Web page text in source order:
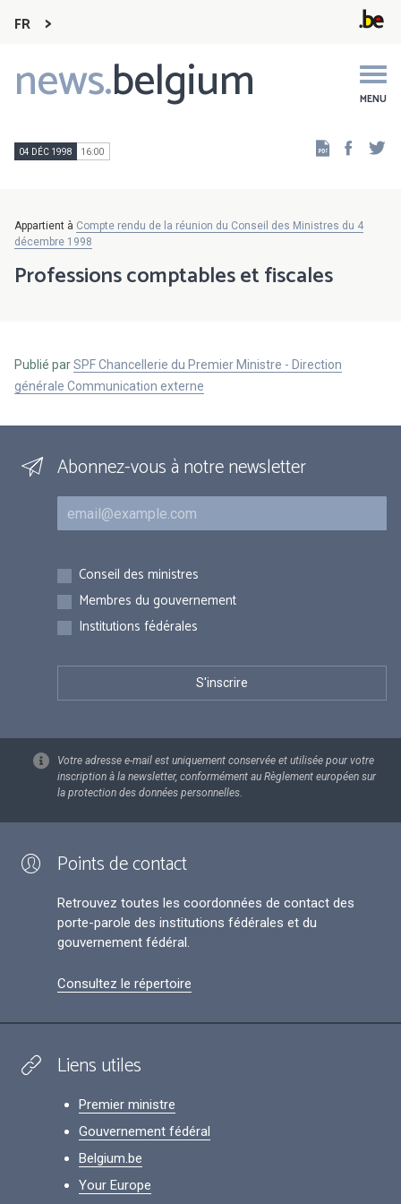
FR
news.belgium MENU
Main
navigation
04 DÉC 1998 16:00
Appartient à Compte rendu de la réunion du Conseil des Ministres du 4
décembre 1998
Professions comptables et fiscales
Publié parSPF Chancellerie du Premier Ministre - Direction
générale Communication externe
Abonnez-vous à notre newsletter
Courriel
Inscriptions
Conseil des ministres
Membres du gouvernement
Institutions fédérales
Votre adresse e-mail est uniquement conservée et utilisée pour votre
inscription à la newsletter, conformément au Règlement européen sur
la protection des données personnelles.
Points de contact
Retrouvez toutes les coordonnées de contact des
porte-parole des institutions fédérales et du
gouvernement fédéral.
Consultez le répertoire
Liens utiles
Premier ministre
Gouvernement fédéral
Belgium.be
Your Europe